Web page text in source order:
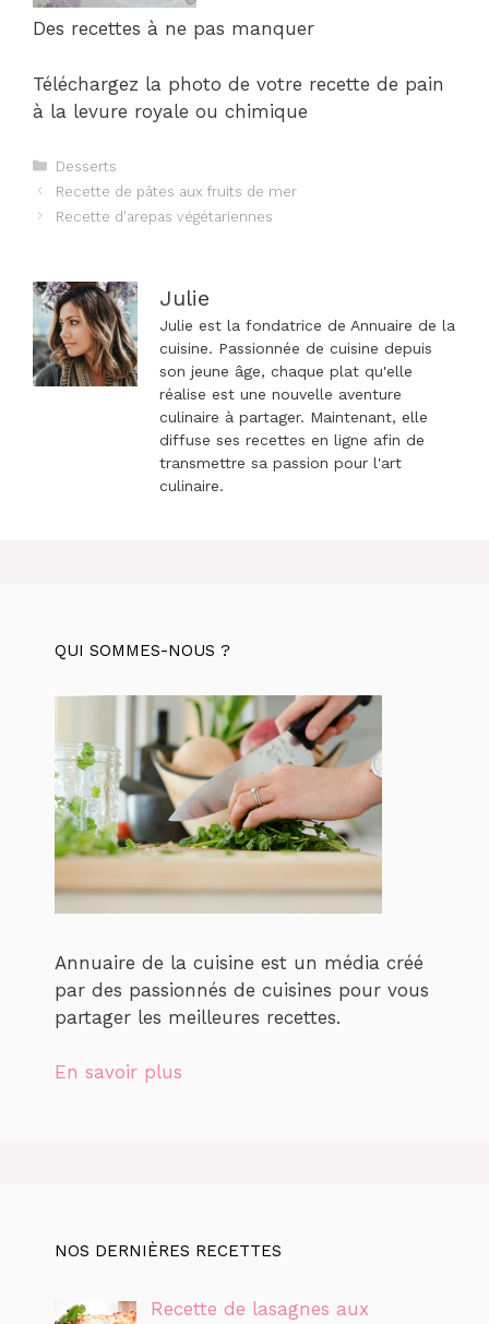
Des recettes à ne pas manquer
Téléchargez la photo de votre recette de pain
à la levure royale ou chimique
Catégories
Desserts
Navigation
des
Recette de pâtes aux fruits de mer
Recette d'arepas végétariennes
Julie
Julie est la fondatrice de Annuaire de la
cuisine. Passionnée de cuisine depuis
son jeune âge, chaque plat qu'elle
réalise est une nouvelle aventure
culinaire à partager. Maintenant, elle
diffuse ses recettes en ligne afin de
transmettre sa passion pour l'art
culinaire.
QUI SOMMES-NOUS ?
Annuaire de la cuisine est un média créé
par des passionnés de cuisines pour vous
partager les meilleures recettes.
En savoir plus
NOS DERNIÈRES RECETTES
Recette de lasagnes aux